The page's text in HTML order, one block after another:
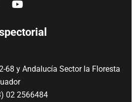
68 y Andalucía Sector la Floresta
02 2566484